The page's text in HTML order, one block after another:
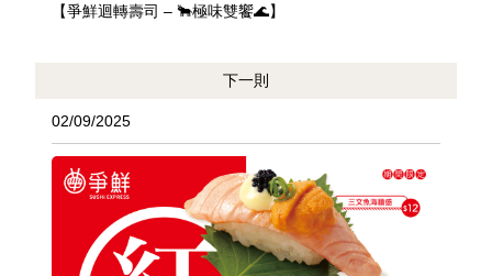
【爭鮮迴轉壽司 – 🐂極味雙饗🌊】
下一則
02/09/2025